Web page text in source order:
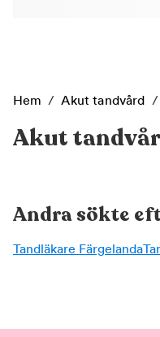
Hem / Akut tandvård /
Akut
Andra sökte
Tandläkare Färgelanda